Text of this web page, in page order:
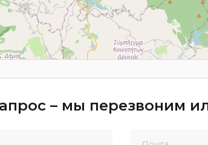
– мы перезвоним